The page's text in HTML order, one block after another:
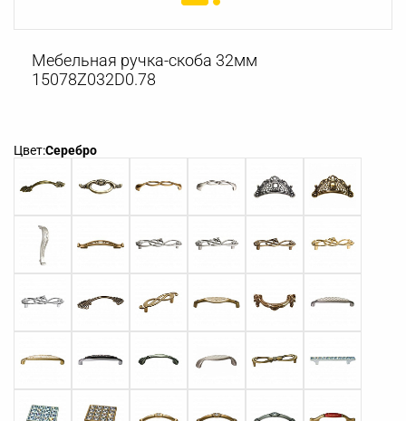
Мебельная ручка-скоба 32мм
15078Z032D0.78
Цвет:Серебро